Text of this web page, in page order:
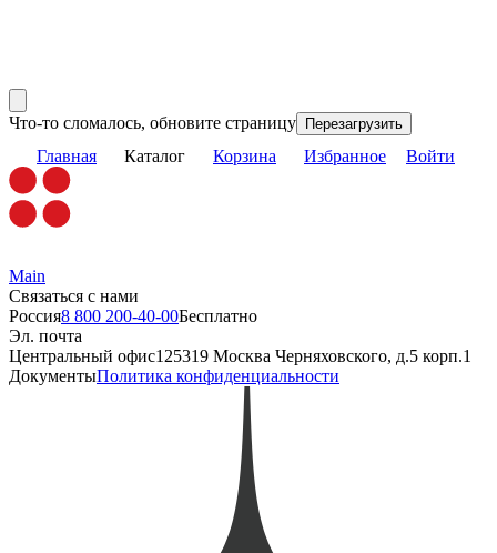
Что-то сломалось, обновите страницу Перезагрузить
Главная Каталог Корзина Избранное Войти
Main
Связаться с нами
Россия8 800 200-40-00Бесплатно
Эл. почта
Центральный офис125319 Москва Черняховского, д.5 корп.1
ДокументыПолитика конфиденциальности